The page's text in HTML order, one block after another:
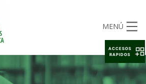
MENÚ
ACCESOS
RAPIDOS